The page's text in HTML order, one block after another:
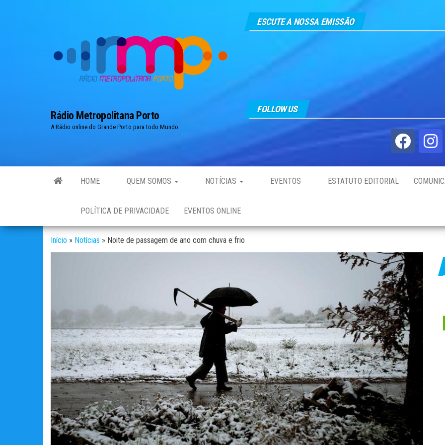
Rádio Metropolitana Porto
A Rádio online do Grande Porto para todo Mundo
ESCUTE A NOSSA EMISSÃO
FOLLOW US
HOME QUEM SOMOS NOTÍCIAS EVENTOS ESTATUTO EDITORIAL
POLÍTICA DE PRIVACIDADE EVENTOS ONLINE
Início » Notícias » Noite de passagem de ano com chuva e frio